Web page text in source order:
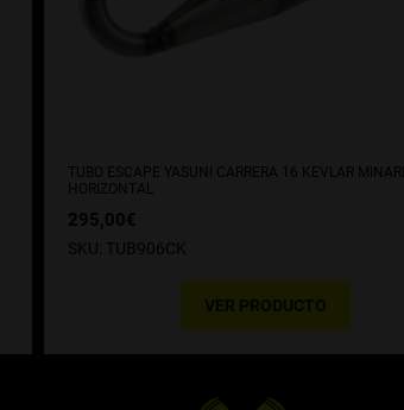
TUBO ESCAPE YASUNI CARRERA 16 KEVLAR
HORIZONTAL
295,00€
SKU: TUB906CK